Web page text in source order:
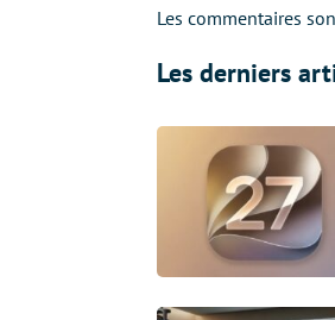
Les commentaires
Les derniers